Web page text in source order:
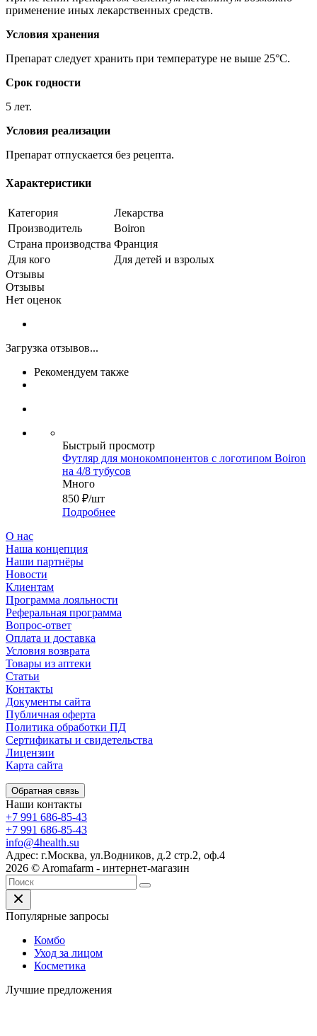
применение иных лекарственных средств.
Условия хранения
Препарат следует хранить при температуре не выше 25°C.
Срок годности
5 лет.
Условия реализации
Препарат отпускается без рецепта.
Характеристики
Категория
Лекарства
Производитель
Boiron
Страна производства Франция
Для кого
Для детей и взролых
Отзывы
Отзывы
Нет оценок
Загрузка отзывов...
Рекомендуем также
Быстрый просмотр
Футляр для монокомпонентов с логотипом Boiron
на 4/8 тубусов
Много
850 ₽/шт
Подробнее
О нас
Наша концепция
Наши партнёры
Новости
Клиентам
Программа лояльности
Реферальная программа
Вопрос-ответ
Оплата и доставка
Условия возврата
Товары из аптеки
Статьи
Контакты
Документы сайта
Публичная оферта
Политика обработки ПД
Сертификаты и свидетельства
Лицензии
Карта сайта
Обратная связь
Наши контакты
+7 991 686-85-43
+7 991 686-85-43
info@4health.su
Адрес: г.Москва, ул.Водников, д.2 стр.2, оф.4
2026 © Aromafarm - интернет-магазин
Популярные запросы
Комбо
Уход за лицом
Косметика
Лучшие предложения